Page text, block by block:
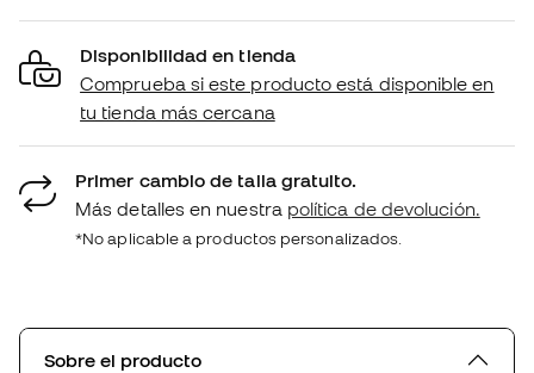
Disponibilidad en tienda
Comprueba si este producto está disponible en
tu tienda más cercana
Primer cambio de talla gratuito.
Más detalles en nuestra política de devolución.
*No aplicable a productos personalizados.
Sobre el producto